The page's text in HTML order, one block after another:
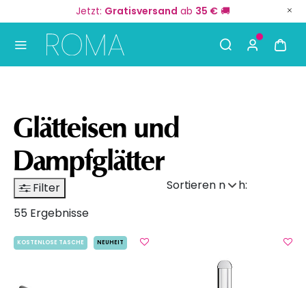
Jetzt: Gratisversand ab 35 € 🚚
Glätteisen und
Dampfglätter
Sortieren nach:
Filter
55 Ergebnisse
KOSTENLOSE TASCHE NEUHEIT